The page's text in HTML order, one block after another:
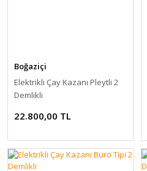
Boğaziçi
Elektrikli Çay Kazanı Pleytli 2
Demlikli
22.800,00 TL